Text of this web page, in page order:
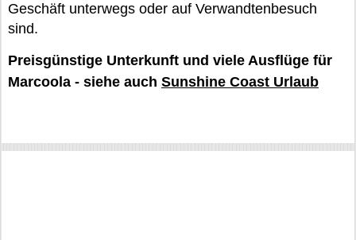
Geschäft unterwegs oder auf Verwandtenbesuch
sind.
Preisgünstige Unterkunft und viele Ausflüge für
Marcoola - siehe auch Sunshine Coast Urlaub